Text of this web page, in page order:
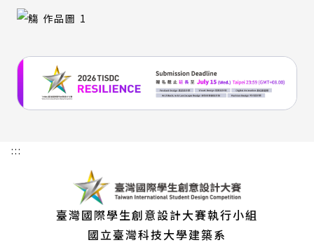
:::
臺灣國際學生創意設計大賽執行小組
國立臺灣科技大學建築系